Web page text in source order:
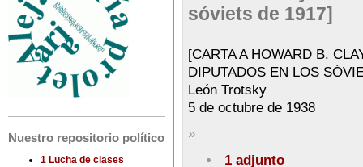
Nuestro repositorio político
1 Lucha de clases
sóviets de 1917]
[CARTA A HOWARD B.
DIPUTADOS EN LOS
León Trotsky
5 de octubre de 1938
»
1 adjunto